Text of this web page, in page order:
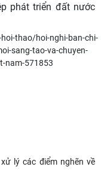
phát triển đất nước
thao/hoi-nghi-ban-chi-
sang-tao-va-chuyen-
nam-571853
lý các điểm nghẽn về